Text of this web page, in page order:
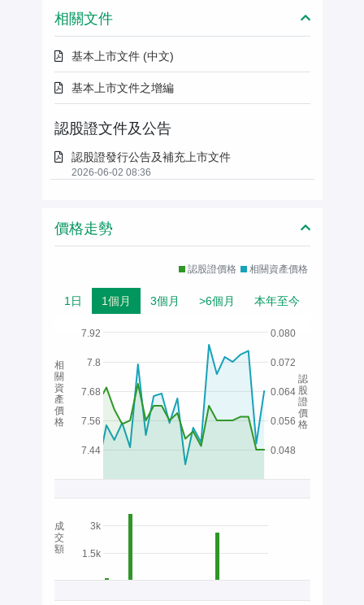
相關文件
基本上市文件 (中文)
基本上市文件之增編
認股證文件及公告
認股證發行公告及補充上市文件
2026-06-02 08:36
價格走勢
認股證價格 相關資產價格
1日 1個月 3個月 >6個月 本年至今
7.44
7.56
7.68
7.8
7.92 0.080
0.048
0.056
0.064
0.072
1.5k
3k
相
關
資
產
價
格
認
股
證
價
格
成
交
額